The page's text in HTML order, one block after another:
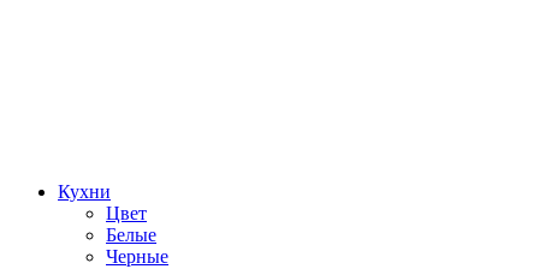
Кухни
Цвет
Белые
Черные